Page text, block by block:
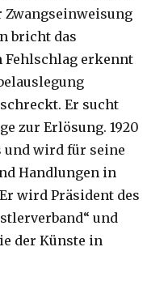
bricht das
Fehlschlag erkennt
Er sucht
zur Erlösung. 1920
und wird für seine
Handlungen in
wird Präsident des
und
der Künste in